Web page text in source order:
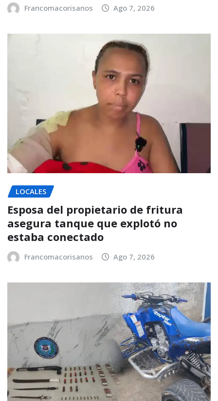
Francomacorisanos Ago 7, 2026
LOCALES
Esposa del propietario de fritura
asegura tanque que explotó no
estaba conectado
Francomacorisanos Ago 7, 2026